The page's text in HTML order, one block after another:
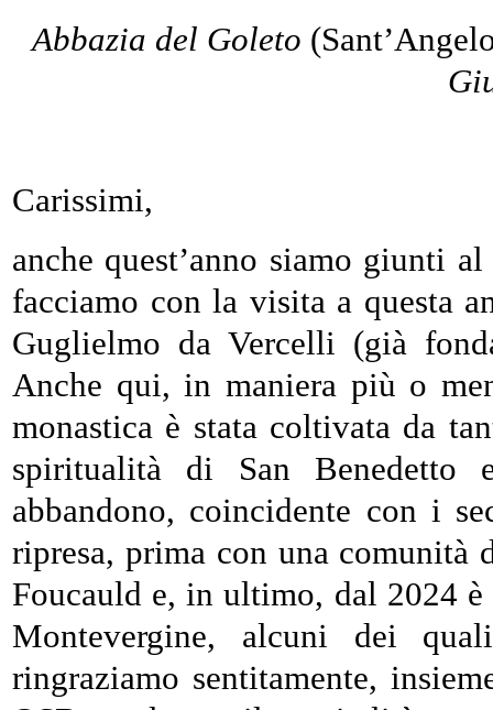
Abbazia del Goleto
Carissimi,
anche quest’anno siamo giunti
facciamo con la visita a questa
Guglielmo da Vercelli (già
Anche qui, in maniera più o
monastica è stata coltivata da
spiritualità di San
abbandono, coincidente con i
ripresa, prima con una
Foucauld e, in ultimo, dal 2024
Montevergine, alcuni dei
ringraziamo sentitamente,